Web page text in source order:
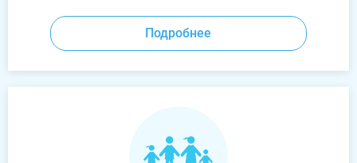
Подробнее